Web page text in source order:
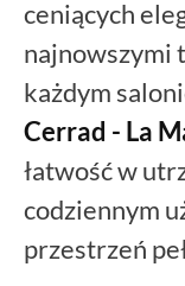
ceniących
najnowszymi
każdym
Cerrad - La
łatwość w
codziennym
przestrzeń